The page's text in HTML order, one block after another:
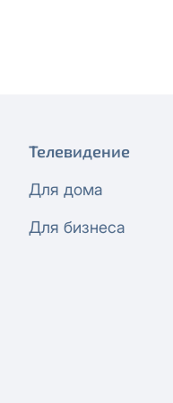
Новая
Телевидение
Для дома
Для бизнеса